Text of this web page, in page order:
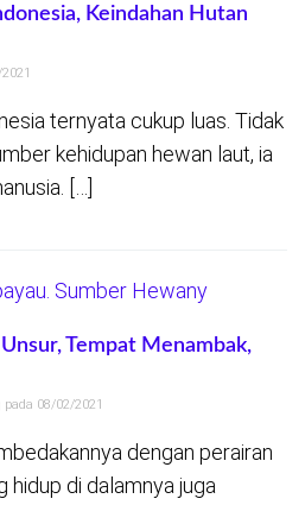
Keindahan Hutan
ternyata cukup luas. Tidak
kehidupan hewan laut, ia
[…]
Tempat Menambak,
pada 08/02/2021
dengan perairan
hidup di dalamnya juga